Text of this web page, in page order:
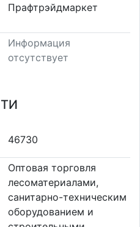
Прафтрэйдмаркет
Информация
отсутствует
46730
Оптовая торговля
лесоматериалами,
санитарно-техническим
оборудованием и